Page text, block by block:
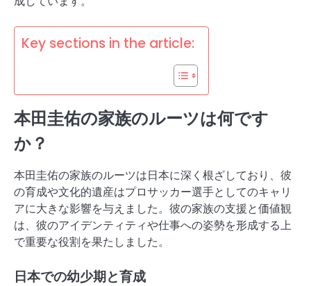
Key sections in the article:
本田圭佑の家族のルーツは何です
か？
本田圭佑の家族のルーツは日本に深く根ざしており、彼
の育成や文化的遺産はプロサッカー選手としてのキャリ
アに大きな影響を与えました。彼の家族の支援と価値観
は、彼のアイデンティティや仕事への姿勢を形成する上
で重要な役割を果たしました。
日本での幼少期と育成